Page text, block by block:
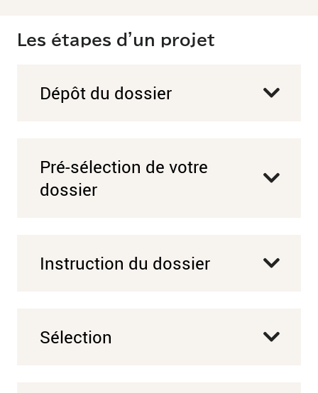
Les étapes d'un projet
Dépôt du dossier
Pré-sélection de votre
dossier
Instruction du dossier
Sélection